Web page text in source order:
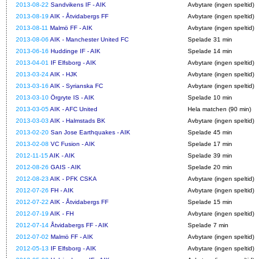
2013-08-22 Sandvikens IF - AIK
Avbytare (ingen speltid)
2013-08-19 AIK - Åtvidabergs FF
Avbytare (ingen speltid)
2013-08-11 Malmö FF - AIK
Avbytare (ingen speltid)
2013-08-06 AIK - Manchester United FC
Spelade 31 min
2013-06-16 Huddinge IF - AIK
Spelade 14 min
2013-04-01 IF Elfsborg - AIK
Avbytare (ingen speltid)
2013-03-24AIK - HJK
Avbytare (ingen speltid)
2013-03-16 AIK - Syrianska FC
Avbytare (ingen speltid)
2013-03-10 Örgryte IS - AIK
Spelade 10 min
2013-03-05AIK - AFC United
Hela matchen (90 min)
2013-03-03 AIK - Halmstads BK
Avbytare (ingen speltid)
2013-02-20 San Jose Earthquakes - AIK
Spelade 45 min
2013-02-08 VC Fusion - AIK
Spelade 17 min
2012-11-15AIK - AIK
Spelade 39 min
2012-08-26 GAIS - AIK
Spelade 20 min
2012-08-23 AIK - PFK CSKA
Avbytare (ingen speltid)
2012-07-26 FH - AIK
Avbytare (ingen speltid)
2012-07-22 AIK - Åtvidabergs FF
Spelade 15 min
2012-07-19 AIK - FH
Avbytare (ingen speltid)
2012-07-14 Åtvidabergs FF - AIK
Spelade 7 min
2012-07-02 Malmö FF - AIK
Avbytare (ingen speltid)
2012-05-13 IF Elfsborg - AIK
Avbytare (ingen speltid)